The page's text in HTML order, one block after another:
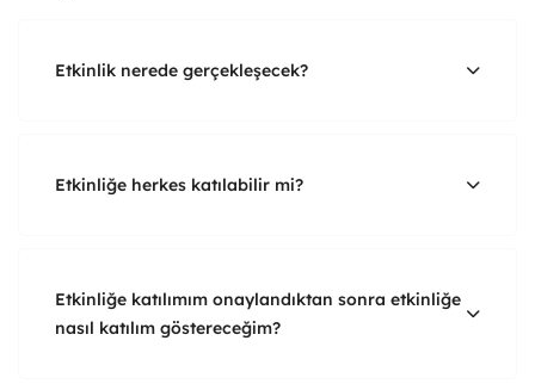
Etkinlik nerede gerçekleşecek?
Etkinliğe herkes katılabilir mi?
Etkinliğe katılımım onaylandıktan sonra etkinliğe
nasıl katılım göstereceğim?